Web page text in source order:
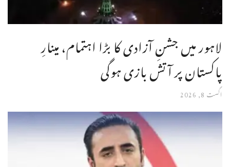
لاہور میں جشنِ آزادی کا بڑا اہتمام، مینارِ
پاکستان پر آتش بازی ہوگی
اگست 8, 2026